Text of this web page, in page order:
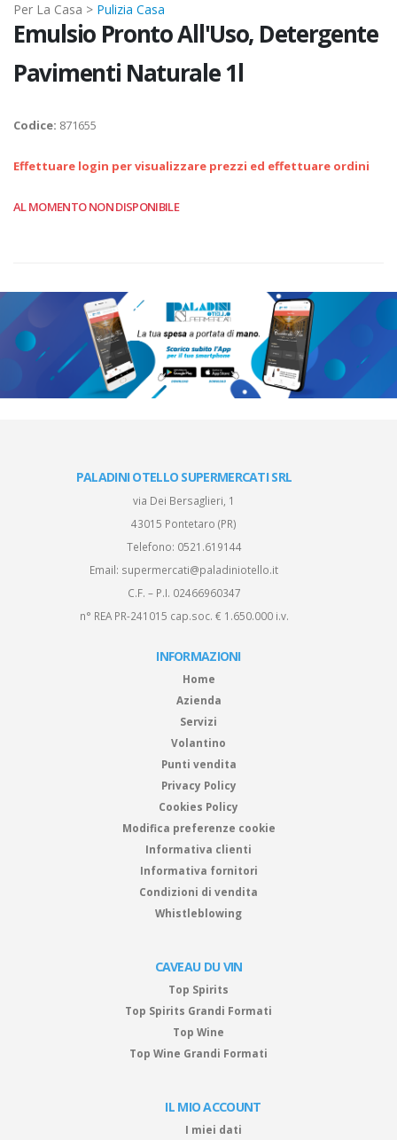
Per La Casa > Pulizia Casa
Emulsio Pronto All'Uso, Detergente
Pavimenti Naturale 1l
Codice: 871655
Effettuare login per visualizzare prezzi ed effettuare ordini
AL MOMENTO NON DISPONIBILE
PALADINI OTELLO SUPERMERCATI SRL
via Dei Bersaglieri, 1
43015 Pontetaro (PR)
Telefono: 0521.619144
Email: supermercati@paladiniotello.it
C.F. – P.I. 02466960347
n° REA PR-241015 cap.soc. € 1.650.000 i.v.
INFORMAZIONI
Home
Azienda
Servizi
Volantino
Punti vendita
Privacy Policy
Cookies Policy
Modifica preferenze cookie
Informativa clienti
Informativa fornitori
Condizioni di vendita
Whistleblowing
CAVEAU DU VIN
Top Spirits
Top Spirits Grandi Formati
Top Wine
Top Wine Grandi Formati
IL MIO ACCOUNT
I miei dati